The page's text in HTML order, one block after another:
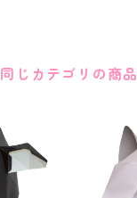
同じカテゴリの商品